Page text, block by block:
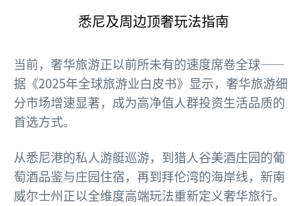
悉尼及周边顶奢玩法指南
当前，奢华旅游正以前所未有的速度席卷全球——
据《2025年全球旅游业白皮书》显示，奢华旅游细
分市场增速显著，成为高净值人群投资生活品质的
首选方式。
从悉尼港的私人游艇巡游，到猎人谷美酒庄园的葡
萄酒品鉴与庄园住宿，再到拜伦湾的海岸线，新南
威尔士州正以全维度高端玩法重新定义奢华旅行。